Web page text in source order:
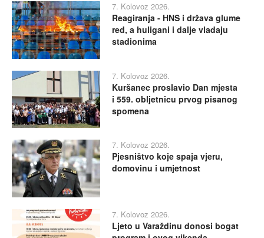
7. Kolovoz 2026.
Reagiranja - HNS i država glume
red, a huligani i dalje vladaju
stadionima
7. Kolovoz 2026.
Kuršanec proslavio Dan mjesta
i 559. obljetnicu prvog pisanog
spomena
7. Kolovoz 2026.
Pjesništvo koje spaja vjeru,
domovinu i umjetnost
7. Kolovoz 2026.
Ljeto u Varaždinu donosi bogat